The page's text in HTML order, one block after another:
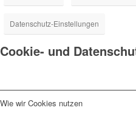
Datenschutz-Einstellungen
Cookie- und
Wie wir Cookies nutzen